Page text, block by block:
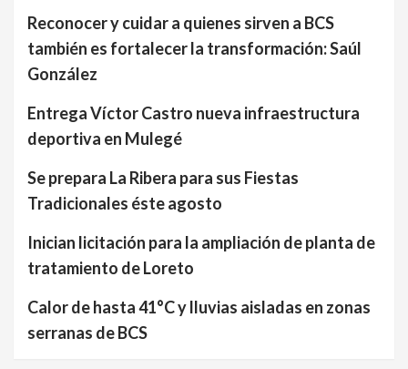
Reconocer y cuidar a quienes sirven a BCS
también es fortalecer la transformación: Saúl
González
Entrega Víctor Castro nueva infraestructura
deportiva en Mulegé
Se prepara La Ribera para sus Fiestas
Tradicionales éste agosto
Inician licitación para la ampliación de planta de
tratamiento de Loreto
Calor de hasta 41°C y lluvias aisladas en zonas
serranas de BCS